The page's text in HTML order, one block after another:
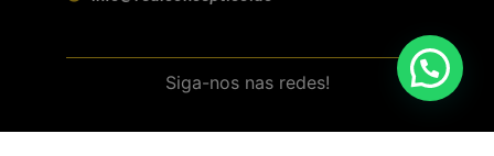
Siga-nos nas redes!